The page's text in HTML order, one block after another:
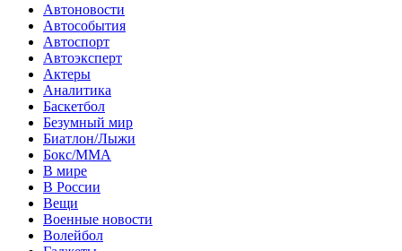
Автоновости
Автособытия
Автоспорт
Автоэксперт
Актеры
Аналитика
Баскетбол
Безумный мир
Биатлон/Лыжи
Бокс/MMA
В мире
В России
Вещи
Военные новости
Волейбол